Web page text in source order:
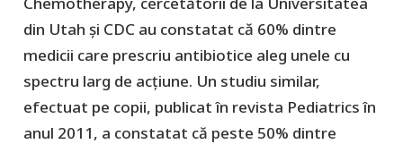
din Utah și CDC au constatat că 60% dintre
medicii care prescriu antibiotice aleg unele cu
spectru larg de acțiune. Un studiu similar,
efectuat pe copii, publicat în revista Pediatrics în
anul 2011, a constatat că peste 50% dintre